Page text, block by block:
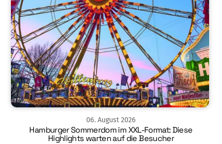
06. August 2026
Hamburger Sommerdom im XXL-Format: Diese
Highlights warten auf die Besucher